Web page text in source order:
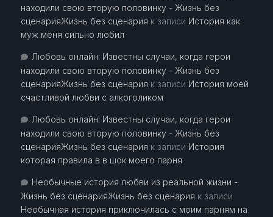
находили свою вторую половинку - Жизнь без
сценарияЖизнь без сценария к записи История как
муж меня сильно любил
Любовь онлайн: Известны случаи, когда герои
находили свою вторую половинку - Жизнь без
сценарияЖизнь без сценария к записи История моей
счастливой любви с алкоголиком
Любовь онлайн: Известны случаи, когда герои
находили свою вторую половинку - Жизнь без
сценарияЖизнь без сценария к записи История
которая правила в в шок моего парня
Необычные история любви из реальной жизни -
Жизнь без сценарияЖизнь без сценария к записи
Необычная история приключилась с моим парням на